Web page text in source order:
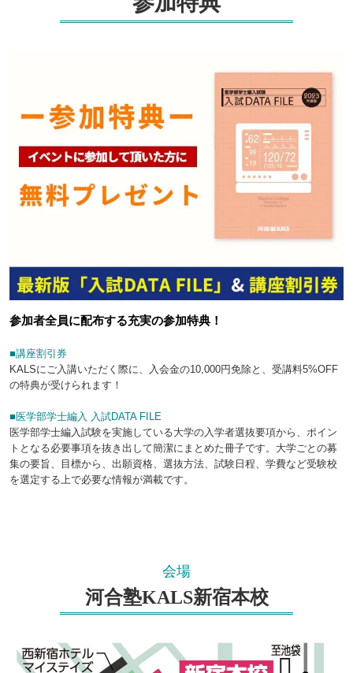
参加者全員に配布する充実の参加特典！
■講座割引券
KALSにご入講いただく際に、入会金の10,000円免除と、受講料5%OFF
の特典が受けられます！
■医学部学士編入 入試DATA FILE
医学部学士編入試験を実施している大学の入学者選抜要項から、ポイン
トとなる必要事項を抜き出して簡潔にまとめた冊子です。大学ごとの募
集の要旨、目標から、出願資格、選抜方法、試験日程、学費など受験校
を選定する上で必要な情報が満載です。
会場
河合塾KALS新宿本校